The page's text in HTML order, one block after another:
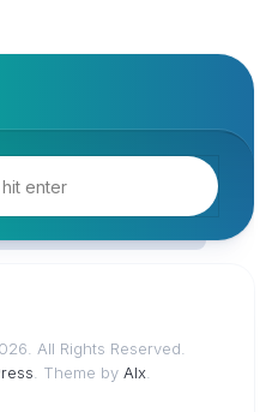
All Rights Reserved.
. Theme by Alx